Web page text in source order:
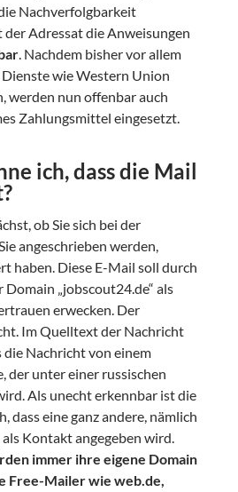
Nachverfolgbarkeit
Adressat die Anweisungen
. Nachdem bisher vor allem
wie Western Union
werden nun offenbar auch
Zahlungsmittel eingesetzt.
ich, dass die Mail
ob Sie sich bei der
angeschrieben werden,
haben. Diese E-Mail soll durch
„jobscout24.de“ als
erwecken. Der
Im Quelltext der Nachricht
die Nachricht von einem
der unter einer russischen
Als unecht erkennbar ist die
dass eine ganz andere, nämlich
Kontakt angegeben wird.
immer ihre eigene Domain
Free-Mailer wie web.de,